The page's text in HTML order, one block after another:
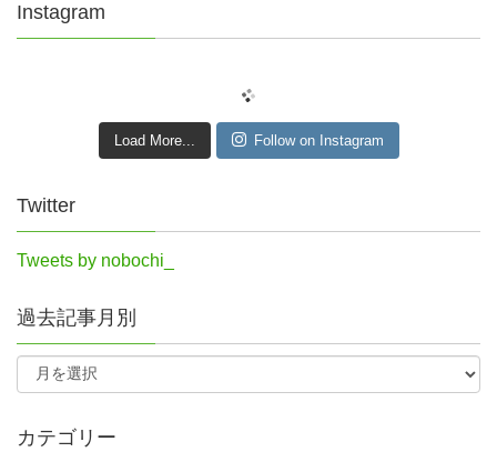
Instagram
Load More... Follow on Instagram
Twitter
Tweets by nobochi_
過去記事月別
カテゴリー